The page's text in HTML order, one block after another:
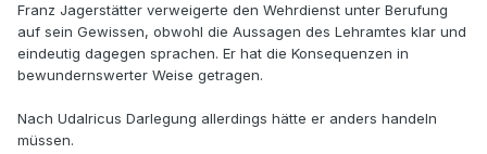
Franz Jagerstätter verweigerte den Wehrdienst unter Berufung
auf sein Gewissen, obwohl die Aussagen des Lehramtes klar und
eindeutig dagegen sprachen. Er hat die Konsequenzen in
bewundernswerter Weise getragen.
Nach Udalricus Darlegung allerdings hätte er anders handeln
müssen.